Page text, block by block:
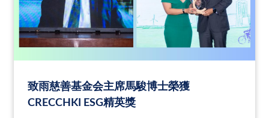
致雨慈善基金会主席馬駿博士榮獲
CRECCHKI ESG精英獎